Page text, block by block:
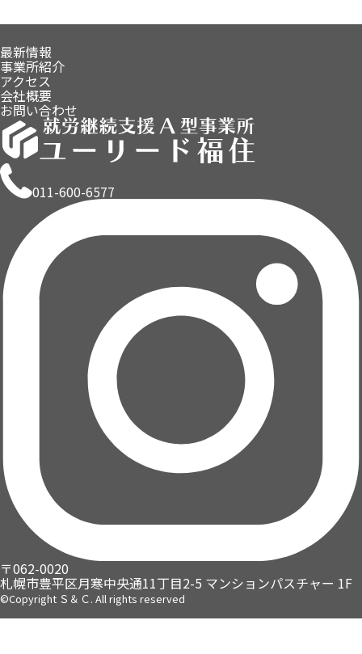
最新情報
事業所紹介
アクセス
会社概要
お問い合わせ
011-600-6577
〒062-0020
札幌市豊平区月寒中央通11丁目2-5 マンションパスチャー 1F
©Copyright Ｓ＆Ｃ. All rights reserved